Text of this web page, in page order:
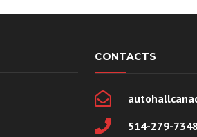
CONTACTS
514-279-7348